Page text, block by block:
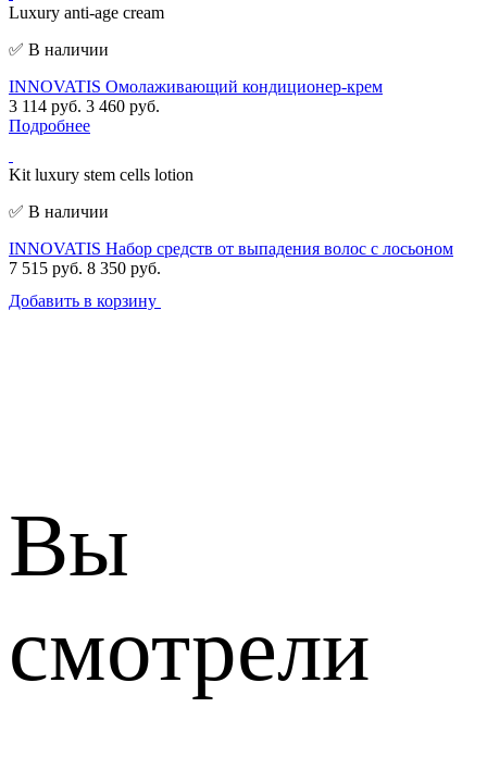
Luxury anti-age cream
✅ В наличии
INNOVATIS Омолаживающий кондиционер-крем
3 114 руб. 3 460 руб.
Подробнее
Kit luxury stem cells lotion
✅ В наличии
INNOVATIS Набор средств от выпадения волос с лосьоном
7 515 руб. 8 350 руб.
Добавить в корзину
Вы
смотрели